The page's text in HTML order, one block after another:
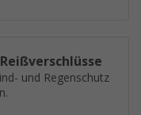
und Regenschutz